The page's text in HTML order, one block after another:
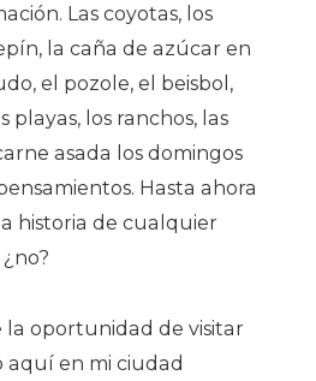
Las coyotas, los
la caña de azúcar en
el pozole, el beisbol,
playas, los ranchos, las
asada los domingos
Hasta ahora
historia de cualquier
la oportunidad de visitar
en mi ciudad